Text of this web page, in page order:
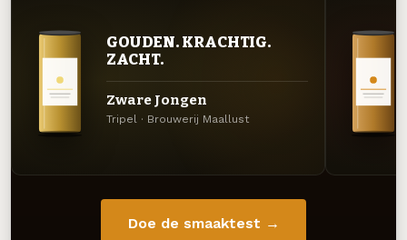
GOUDEN. KRACHTIG.
ZACHT.
Zware Jongen
Tripel · Brouwerij Maallust
Doe de smaaktest →